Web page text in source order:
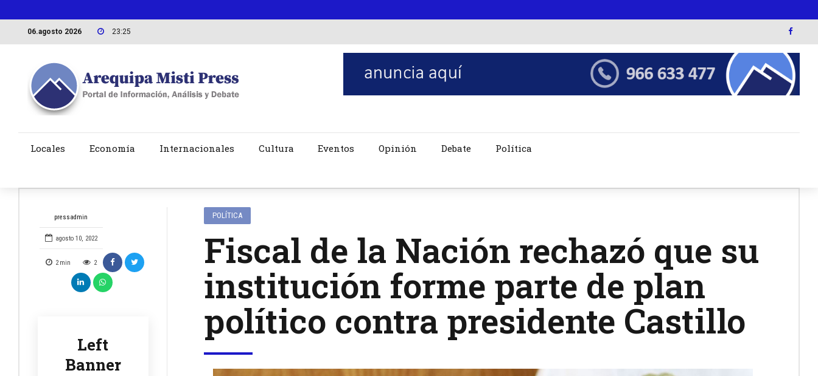
06.agosto 2026 23:25
Locales Economía Internacionales Cultura Eventos Opinión Debate Política
pressadmin
agosto 10, 2022
2 min 2
Left
Banner
POLÍTICA
Fiscal de la Nación rechazó que su
institución forme parte de plan
político contra presidente Castillo